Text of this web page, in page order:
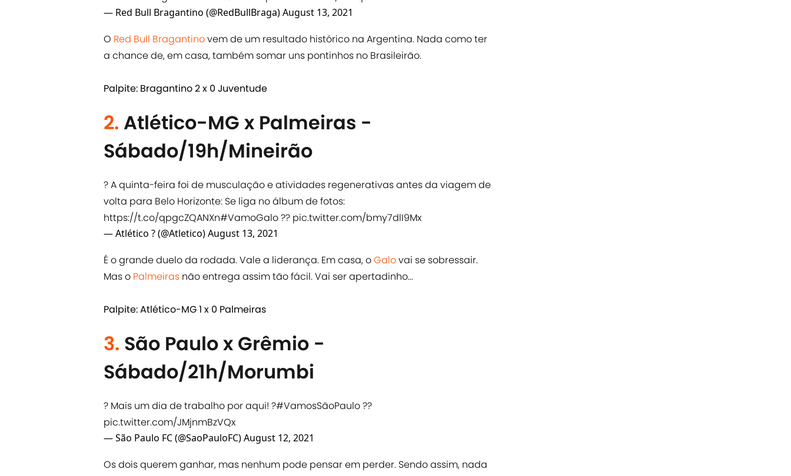
— Red Bull Bragantino (@RedBullBraga)August 13, 2021
O Red Bull Bragantinovem de um resultado histórico na Argentina. Nada como ter
a chance de, em casa, também somar uns pontinhos no Brasileirão.
Palpite: Bragantino 2 x 0 Juventude
2. Atlético-MG x Palmeiras -
Sábado/19h/Mineirão
? A quinta-feira foi de musculação e atividades regenerativas antes da viagem de
volta para Belo Horizonte: Se liga no álbum de fotos:
https://t.co/qpgcZQANXn#VamoGalo??️ pic.twitter.com/bmy7dlI9Mx
— Atlético ? (@Atletico)August 13, 2021
É o grande duelo da rodada. Vale a liderança. Em casa, oGalovai se sobressair.
Mas o Palmeiras não entrega assim tão fácil. Vai ser apertadinho...
Palpite: Atlético-MG 1 x 0 Palmeiras
3. São Paulo x Grêmio -
Sábado/21h/Morumbi
? Mais um dia de trabalho por aqui! ?#VamosSãoPaulo??
pic.twitter.com/JMjnmBzVQx
— São Paulo FC (@SaoPauloFC)August 12, 2021
Os dois querem ganhar, mas nenhum pode pensar em perder. Sendo assim, nada